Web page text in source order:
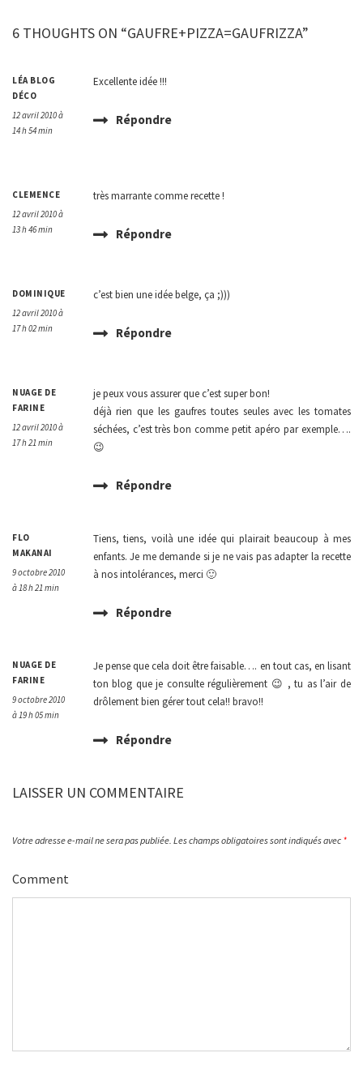
6 THOUGHTS ON “GAUFRE+PIZZA=GAUFRIZZA”
LÉA BLOG
DÉCO
12 avril 2010 à
14 h 54 min
Excellente idée !!!
Répondre
CLEMENCE
12 avril 2010 à
13 h 46 min
très marrante comme recette !
Répondre
DOMINIQUE
12 avril 2010 à
17 h 02 min
c’est bien une idée belge, ça ;)))
Répondre
NUAGE DE
FARINE
12 avril 2010 à
17 h 21 min
je peux vous assurer que c’est super bon!
déjà rien que les gaufres toutes seules avec les tomates
séchées, c’est très bon comme petit apéro par exemple….
😉
Répondre
FLO
MAKANAI
9 octobre 2010
à 18 h 21 min
Tiens, tiens, voilà une idée qui plairait beaucoup à mes
enfants. Je me demande si je ne vais pas adapter la recette
à nos intolérances, merci 🙂
Répondre
NUAGE DE
FARINE
9 octobre 2010
à 19 h 05 min
Je pense que cela doit être faisable…. en tout cas, en lisant
ton blog que je consulte régulièrement 😉 , tu as l’air de
drôlement bien gérer tout cela!! bravo!!
Répondre
LAISSER UN COMMENTAIRE
Votre adresse e-mail ne sera pas publiée. Les champs obligatoires sont indiqués avec *
Comment